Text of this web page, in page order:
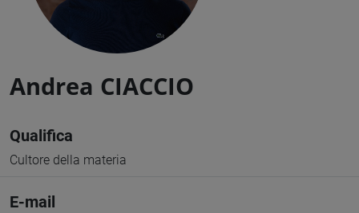
Andrea CIACCIO
Qualifica
Cultore della materia
E-mail